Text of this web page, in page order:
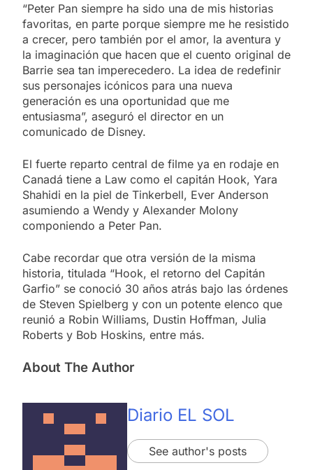
“Peter Pan siempre ha sido una de mis historias
favoritas, en parte porque siempre me he resistido
a crecer, pero también por el amor, la aventura y
la imaginación que hacen que el cuento original de
Barrie sea tan imperecedero. La idea de redefinir
sus personajes icónicos para una nueva
generación es una oportunidad que me
entusiasma”, aseguró el director en un
comunicado de Disney.
El fuerte reparto central de filme ya en rodaje en
Canadá tiene a Law como el capitán Hook, Yara
Shahidi en la piel de Tinkerbell, Ever Anderson
asumiendo a Wendy y Alexander Molony
componiendo a Peter Pan.
Cabe recordar que otra versión de la misma
historia, titulada “Hook, el retorno del Capitán
Garfio” se conoció 30 años atrás bajo las órdenes
de Steven Spielberg y con un potente elenco que
reunió a Robin Williams, Dustin Hoffman, Julia
Roberts y Bob Hoskins, entre más.
About The Author
Diario EL SOL
See author's posts